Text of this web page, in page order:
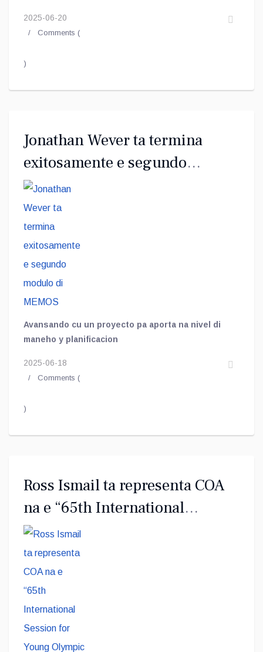
2025-06-20
Comments (
)
Jonathan Wever ta termina
exitosamente e segundo
modulo di MEMOS
Avansando cu un proyecto pa aporta na nivel di
maneho y planificacion
2025-06-18
Comments (
)
Ross Ismail ta representa COA
na e “65th International
Session for Young Olympic
Ambassadors”